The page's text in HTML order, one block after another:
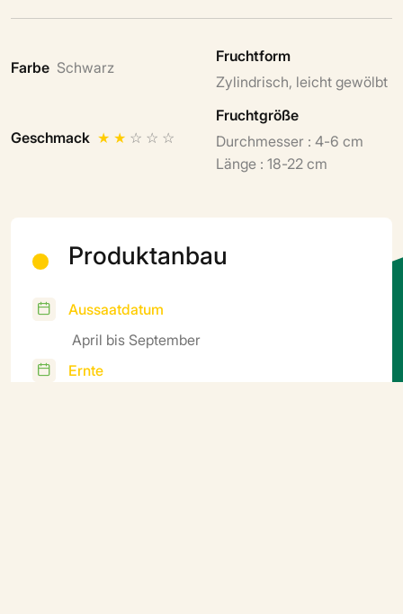
Farbe Schwarz
Fruchtform
Zylindrisch, leicht gewölbt
Geschmack ★ ★ ☆ ☆ ☆
Fruchtgröße
Durchmesser : 4-6 cm
Länge : 18-22 cm
Produktanbau
Aussaatdatum
April bis September
Ernte